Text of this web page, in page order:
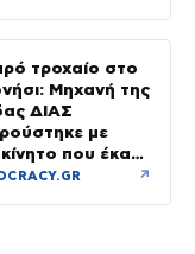
τροχαίο στο
Μηχανή της
ΔΙΑΣ
με
που έκανε
– Δύο
↗